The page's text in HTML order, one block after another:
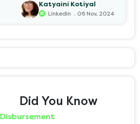
Katyaini Kotiyal
LinkedIn . 06 Nov, 2024
Did You Know
Disbursement